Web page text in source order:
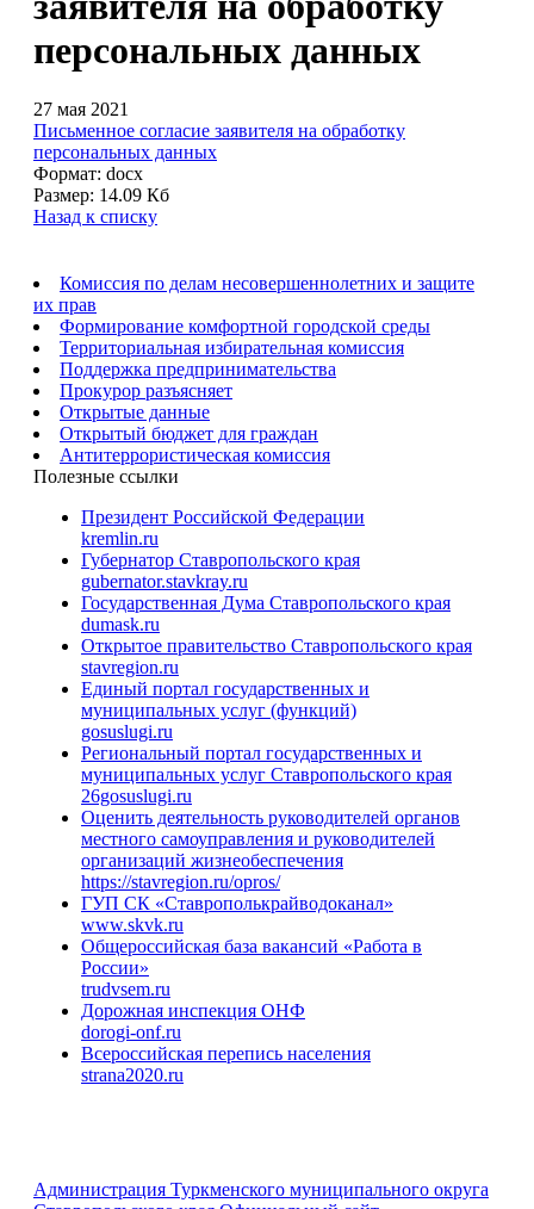
персональных данных
27 мая 2021
Письменное согласие заявителя на обработку
персональных данных
Формат: docx
Размер: 14.09 Кб
Назад к списку
Комиссия по делам несовершеннолетних и защите
их прав
Формирование комфортной городской среды
Территориальная избирательная комиссия
Поддержка предпринимательства
Прокурор разъясняет
Открытые данные
Открытый бюджет для граждан
Антитеррористическая комиссия
Полезные ссылки
Президент Российской Федерации
kremlin.ru
Губернатор Ставропольского края
gubernator.stavkray.ru
Государственная Дума Ставропольского края
dumask.ru
Открытое правительство Ставропольского края
stavregion.ru
Единый портал государственных и
муниципальных услуг (функций)
gosuslugi.ru
Региональный портал государственных и
муниципальных услуг Ставропольского края
26gosuslugi.ru
Оценить деятельность руководителей органов
местного самоуправления и руководителей
организаций жизнеобеспечения
https://stavregion.ru/opros/
ГУП СК «Ставрополькрайводоканал»
www.skvk.ru
Общероссийская база вакансий «Работа в
России»
trudvsem.ru
Дорожная инспекция ОНФ
dorogi-onf.ru
Всероссийская перепись населения
strana2020.ru
Администрация Туркменского муниципального округа